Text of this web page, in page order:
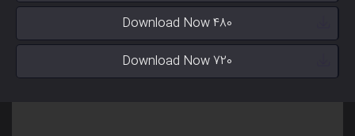
Download Now 480
Download Now 720